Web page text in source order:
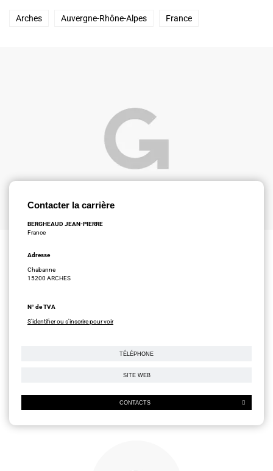
Arches Auvergne-Rhône-Alpes France
Contacter la carrière
BERGHEAUD JEAN-PIERRE
France
Adresse
Chabanne
15200 ARCHES
N° de TVA
S'identifier ou s'inscrire pour voir
TÉLÉPHONE
SITE WEB
CONTACTS